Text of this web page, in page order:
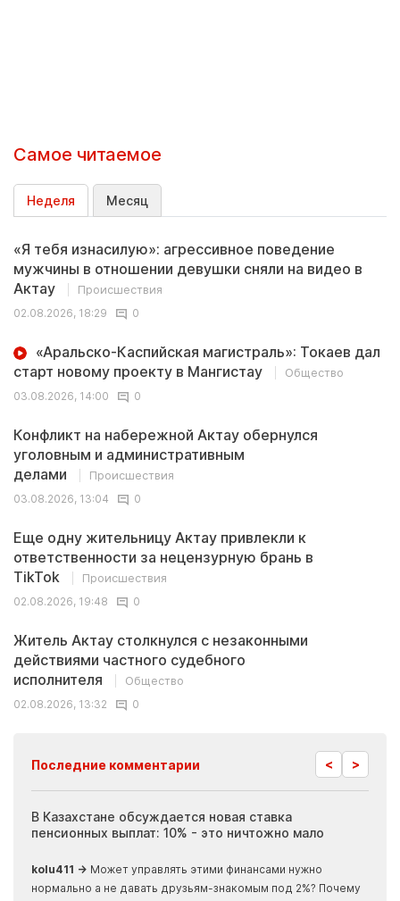
Самое читаемое
Неделя Месяц
«Я тебя изнасилую»: агрессивное поведение
мужчины в отношении девушки сняли на видео в
Актау
Происшествия
02.08.2026, 18:29
0
«Аральско-Каспийская магистраль»: Токаев дал
старт новому проекту в Мангистау
Общество
03.08.2026, 14:00
0
Конфликт на набережной Актау обернулся
уголовным и административным
делами
Происшествия
03.08.2026, 13:04
0
Еще одну жительницу Актау привлекли к
ответственности за нецензурную брань в
TikTok
Происшествия
02.08.2026, 19:48
0
Житель Актау столкнулся с незаконными
действиями частного судебного
исполнителя
Общество
02.08.2026, 13:32
0
Последние комментарии < >
В Казахстане обсуждается новая ставка
пенсионных выплат: 10% - это ничтожно мало
kolu411 → Может управлять этими финансами нужно
нормально а не давать друзьям-знакомым под 2%? Почему